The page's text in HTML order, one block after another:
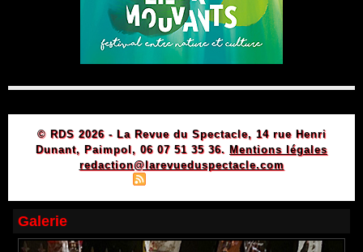
© RDS 2026 - La Revue du Spectacle, 14 rue Henri
Dunant, Paimpol, 06 07 51 35 36. Mentions légales
redaction@larevueduspectacle.com
Galerie